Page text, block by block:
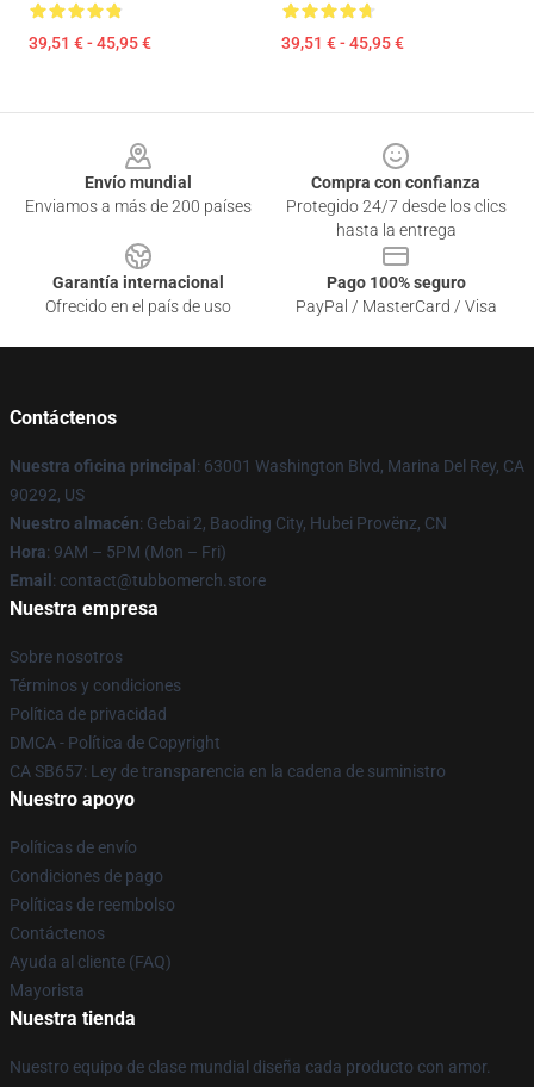
39,51 € - 45,95 € 39,51 € - 45,95 €
Envío mundial
Enviamos a más de 200 países
Compra con confianza
Protegido 24/7 desde los clics
hasta la entrega
Garantía internacional
Ofrecido en el país de uso
Pago 100% seguro
PayPal / MasterCard / Visa
Contáctenos
Nuestra oficina principal : 63001 Washington Blvd, Marina Del Rey, CA
90292, US
Nuestro almacén: Gebai 2, Baoding City, Hubei Provënz, CN
Hora: 9AM – 5PM (Mon – Fri)
Email : contact@tubbomerch.store
Nuestra empresa
Sobre nosotros
Términos y condiciones
Política de privacidad
DMCA - Política de Copyright
CA SB657: Ley de transparencia en la cadena de suministro
Nuestro apoyo
Políticas de envío
Condiciones de pago
Políticas de reembolso
Contáctenos
Ayuda al cliente (FAQ)
Mayorista
Nuestra tienda
Nuestro equipo de clase mundial diseña cada producto con amor.